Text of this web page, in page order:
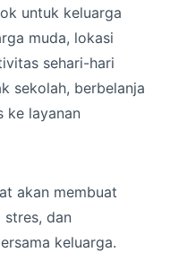
untuk keluarga
muda, lokasi
sehari-hari
sekolah, berbelanja
ke layanan
akan membuat
stres, dan
keluarga.